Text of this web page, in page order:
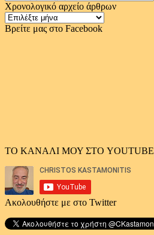
Χρονολογικό αρχείο άρθρων
Χρονολογικό
αρχείο
Βρείτε μας στο Facebook
ΤΟ ΚΑΝΑΛΙ ΜΟΥ ΣΤΟ YOUTUBE
Ακολουθήστε με στο Twitter